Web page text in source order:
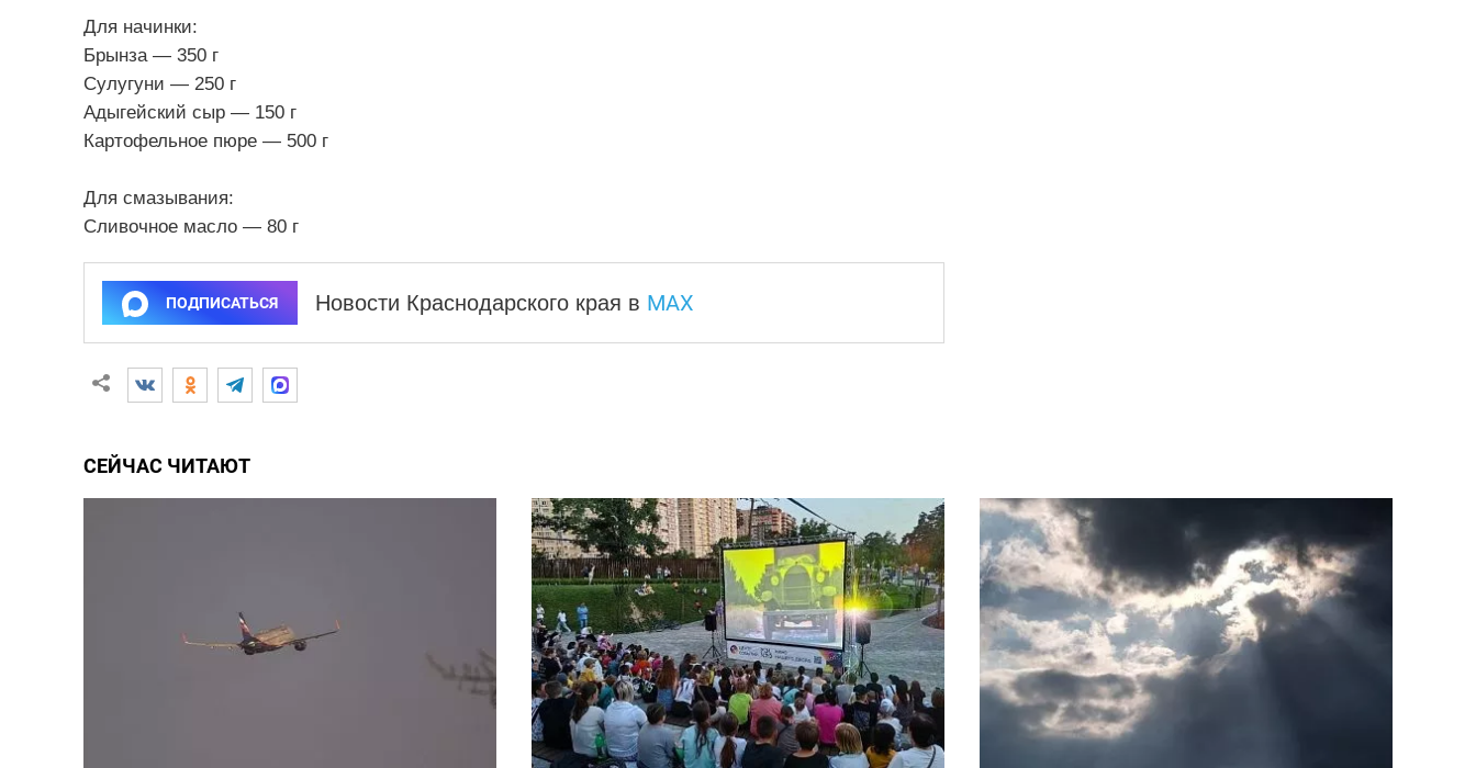
Для начинки:
Брынза — 350 г
Сулугуни — 250 г
Адыгейский сыр — 150 г
Картофельное пюре — 500 г
Для смазывания:
Сливочное масло — 80 г
ПОДПИСАТЬСЯ Новости Краснодарского края в MAX
СЕЙЧАС ЧИТАЮТ